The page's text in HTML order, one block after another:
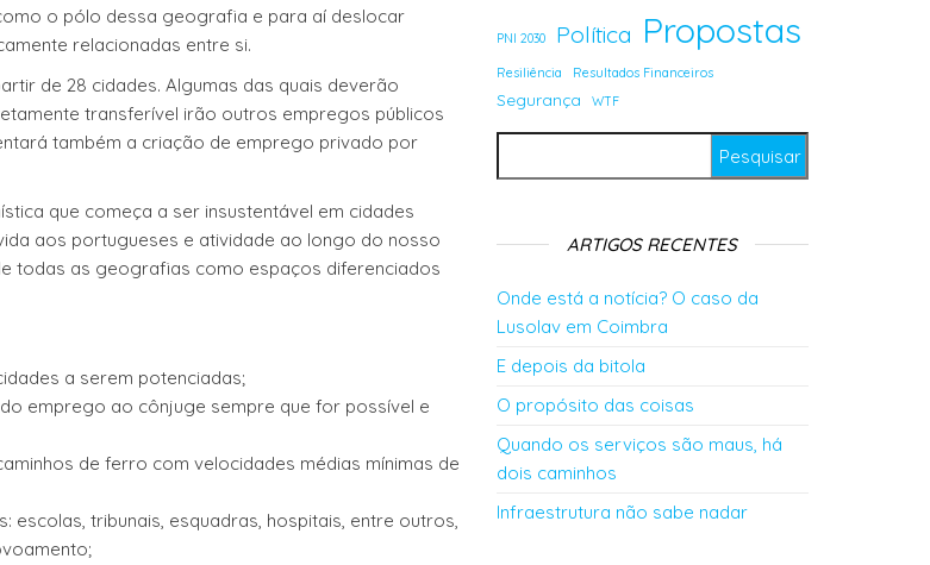
o pólo dessa geografia e para aí deslocar
relacionadas entre si.
de 28 cidades. Algumas das quais deverão
transferível irão outros empregos públicos
também a criação de emprego privado por
que começa a ser insustentável em cidades
aos portugueses e atividade ao longo do nosso
todas as geografias como espaços diferenciados
a serem potenciadas;
emprego ao cônjuge sempre que for possível e
de ferro com velocidades médias mínimas de
tribunais, esquadras, hospitais, entre outros,
PNI 2030 Política Propostas
Resiliência Resultados Financeiros
Segurança WTF
ARTIGOS RECENTES
Onde está a notícia? O caso da
Lusolav em Coimbra
E depois da bitola
O propósito das coisas
Quando os serviços são maus, há
dois caminhos
Infraestrutura não sabe nadar